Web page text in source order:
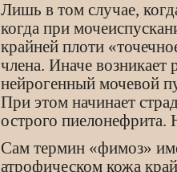
Лишь в том случае,
когда при
крайней плоти
члена. Иначе
нейрогенный мочевой
При этом начинает
острого пиелонефрита.
Сам термин «фимоз»
атрофическом кожа